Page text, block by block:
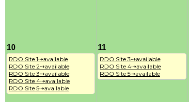
10
RDO Site 1⇢available
RDO Site 2⇢available
RDO Site 3⇢available
RDO Site 4⇢available
RDO Site 5⇢available
11
RDO Site 3⇢available
RDO Site 4⇢available
RDO Site 5⇢available